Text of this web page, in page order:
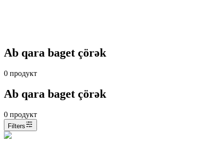
Ab qara baget çörək
0 продукт
Ab qara baget çörək
0 продукт
Filters